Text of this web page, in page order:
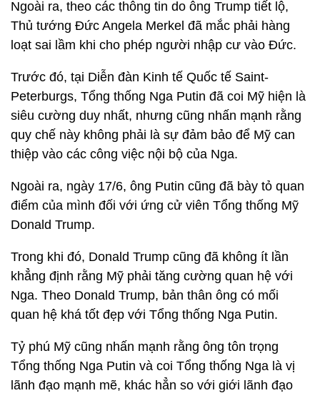
Ngoài ra, theo các thông tin do ông Trump tiết lộ,
Thủ tướng Đức Angela Merkel đã mắc phải hàng
loạt sai lầm khi cho phép người nhập cư vào Đức.
Trước đó, tại Diễn đàn Kinh tế Quốc tế Saint-
Peterburgs, Tổng thống Nga Putin đã coi Mỹ hiện là
siêu cường duy nhất, nhưng cũng nhấn mạnh rằng
quy chế này không phải là sự đảm bảo để Mỹ can
thiệp vào các công việc nội bộ của Nga.
Ngoài ra, ngày 17/6, ông Putin cũng đã bày tỏ quan
điểm của mình đối với ứng cử viên Tổng thống Mỹ
Donald Trump.
Trong khi đó, Donald Trump cũng đã không ít lần
khẳng định rằng Mỹ phải tăng cường quan hệ với
Nga. Theo Donald Trump, bản thân ông có mối
quan hệ khá tốt đẹp với Tổng thống Nga Putin.
Tỷ phú Mỹ cũng nhấn mạnh rằng ông tôn trọng
Tổng thống Nga Putin và coi Tổng thống Nga là vị
lãnh đạo mạnh mẽ, khác hẳn so với giới lãnh đạo